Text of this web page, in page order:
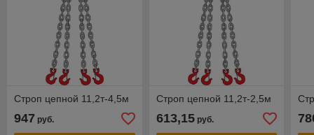
Строп цепной 11,2т-4,5м
947 руб.
Строп цепной 11,2т-2,5м
613,15руб.